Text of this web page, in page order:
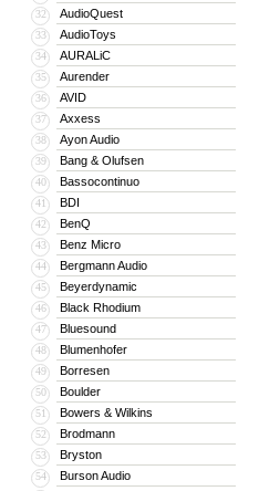
32 AudioQuest
33 AudioToys
34 AURALiC
35 Aurender
36 AVID
37 Axxess
38 Ayon Audio
39 Bang & Olufsen
40 Bassocontinuo
41 BDI
42 BenQ
43 Benz Micro
44 Bergmann Audio
45 Beyerdynamic
46 Black Rhodium
47 Bluesound
48 Blumenhofer
49 Borresen
50 Boulder
51 Bowers & Wilkins
52 Brodmann
53 Bryston
54 Burson Audio